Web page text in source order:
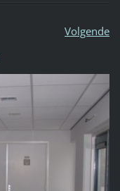
Volgende